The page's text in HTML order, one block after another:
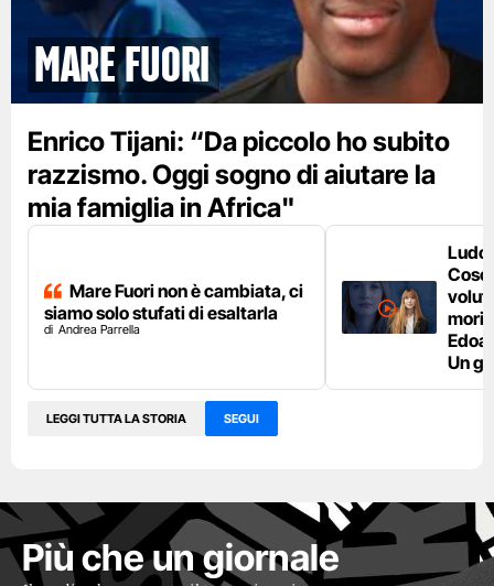
MARE FUORI
Enrico Tijani: “Da piccolo ho subito
razzismo. Oggi sogno di aiutare la
mia famiglia in Africa"
Mare Fuori non è cambiata, ci
siamo solo stufati di esaltarla
Andrea Parrella
Un
LEGGI TUTTA LA STORIA SEGUI
Più che un giornale